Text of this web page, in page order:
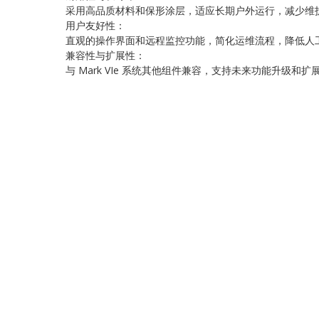
采用高品质材料和保形涂层，适应长期户外运行，减少维
用户友好性：
直观的操作界面和远程监控功能，简化运维流程，降低人
兼容性与扩展性：
与 Mark VIe 系统其他组件兼容，支持未来功能升级和扩展